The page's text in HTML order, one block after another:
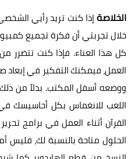
الخلاصةإذا كنت تريد رأيي
خلال تجربتي أن فكرة تجميع
كل هذا العناء. فإذا كنت تتضرر
العمل، فيمكنك التفكير في
ووضعه أسفل المكتب. بدلاً من ذلك
اللعب للانغماس بكل أحاسيسك
القرآن أثناء العمل في برامج
الحلول متاحة بالنسبة لك،